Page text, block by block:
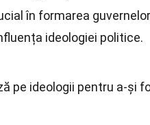
în formarea
ideologiei politice.
pe ideologii pentru a-și